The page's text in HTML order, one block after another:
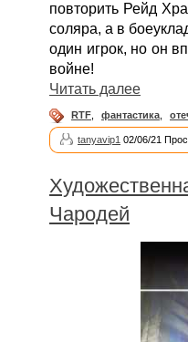
повторить Рейд
соляра, а в
один игрок, но он
войне!
Читать далее
RTF фантастика
tanyavip1 02/06/21
Чародей